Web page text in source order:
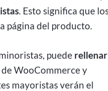
. Esto significa que
página del producto.
puede rellenar
WooCommerce y
mayoristas verán el